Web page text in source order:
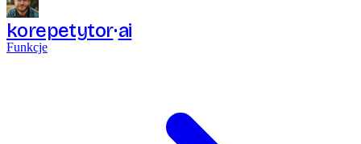
korepetytor ai
Funkcje